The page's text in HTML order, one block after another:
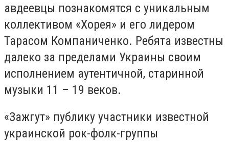
авдеевцы познакомятся с уникальным
коллективом «Хорея» и его лидером
Тарасом Компаниченко. Ребята известны
далеко за пределами Украины своим
исполнением аутентичной, старинной
музыки 11 – 19 веков.
«Зажгут» публику участники известной
украинской рок-фолк-группы